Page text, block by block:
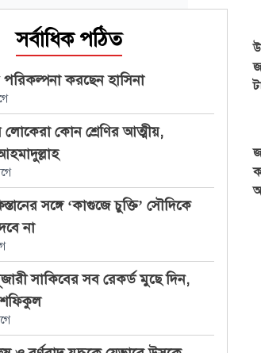
সর্বাধিক পঠিত
করছেন হাসিনা
লোকেরা কোন শ্রেণির আত্মীয়,
সঙ্গে ‘কাগুজে চুক্তি’ সৌদিকে
না
সাকিবের সব রেকর্ড মুছে দিন,
শফিকুল